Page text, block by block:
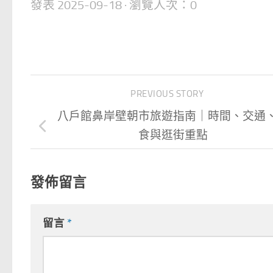
發表 2025-09-18 · 瀏覽人次：0
PREVIOUS STORY
八戶館鼻岸壁朝市旅遊指南｜時間、交通
食與逛街重點
發佈留言
留言 *